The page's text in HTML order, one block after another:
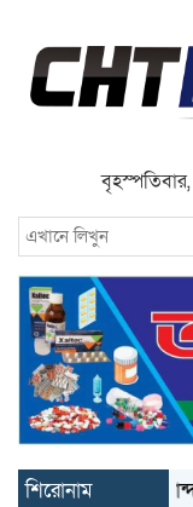
শিরোনাম